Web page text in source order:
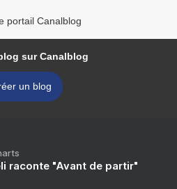
portail Canalblog
sur Canalblog
un blog
raconte "Avant de partir"